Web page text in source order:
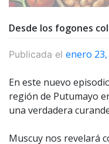
Desde los fogones
Publicada el enero 23,
En este nuevo
región de Putumayo
una verdadera
Muscuy nos revelará